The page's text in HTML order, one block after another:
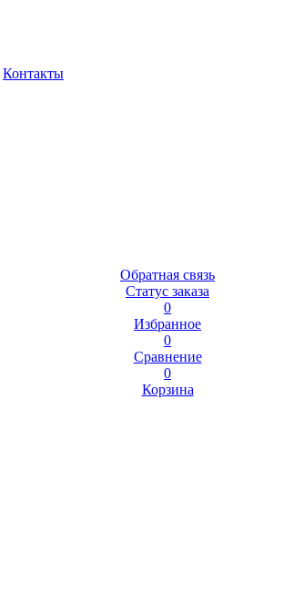
Контакты
Обратная связь
Статус заказа
0
Избранное
0
Сравнение
0
Корзина